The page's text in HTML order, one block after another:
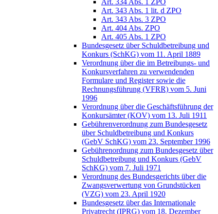
Art. 334 Abs. 1 ZPO
Art. 343 Abs. 1 lit. d ZPO
Art. 343 Abs. 3 ZPO
Art. 404 Abs. ZPO
Art. 405 Abs. 1 ZPO
Bundesgesetz über Schuldbetreibung und
Konkurs (SchKG) vom 11. April 1889
Verordnung über die im Betreibungs- und
Konkursverfahren zu verwendenden
Formulare und Register sowie die
Rechnungsführung (VFRR) vom 5. Juni
1996
Verordnung über die Geschäftsführung der
Konkursämter (KOV) vom 13. Juli 1911
Gebührenverordnung zum Bundesgesetz
über Schuldbetreibung und Konkurs
(GebV SchKG) vom 23. September 1996
Gebührenordnung zum Bundesgesetz über
Schuldbetreibung und Konkurs (GebV
SchKG) vom 7. Juli 1971
Verordnung des Bundesgerichts über die
Zwangsverwertung von Grundstücken
(VZG) vom 23. April 1920
Bundesgesetz über das Internationale
Privatrecht (IPRG) vom 18. Dezember